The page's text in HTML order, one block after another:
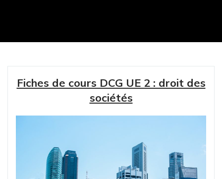
Fiches de cours DCG UE 2 : droit des
sociétés